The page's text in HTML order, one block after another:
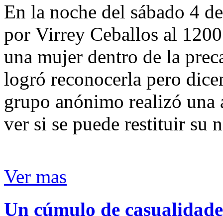
En la noche del sábado 4
por Virrey Ceballos al
una mujer dentro de la
logró reconocerla pero
grupo anónimo realizó
ver si se puede restituir su
Ver mas
Un cúmulo de